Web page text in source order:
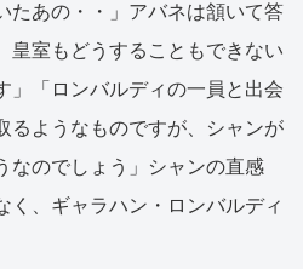
たあの・・」アバネは頷いて答
皇室もどうすることもできない
」「ロンバルディの一員と出会
るようなものですが、シャンが
なのでしょう」シャンの直感
く、ギャラハン・ロンバルディ